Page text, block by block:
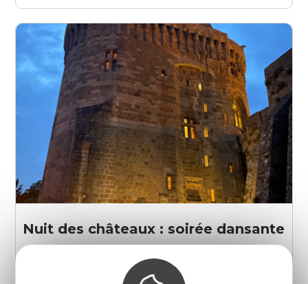
Nuit des châteaux : soirée dansante